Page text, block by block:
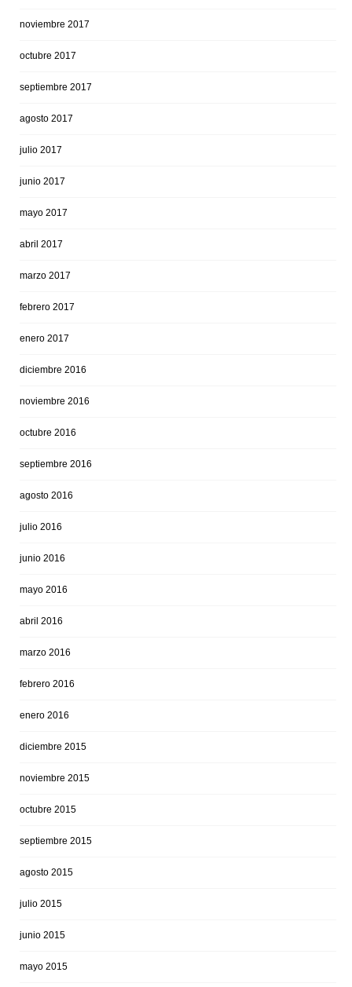
noviembre 2017
octubre 2017
septiembre 2017
agosto 2017
julio 2017
junio 2017
mayo 2017
abril 2017
marzo 2017
febrero 2017
enero 2017
diciembre 2016
noviembre 2016
octubre 2016
septiembre 2016
agosto 2016
julio 2016
junio 2016
mayo 2016
abril 2016
marzo 2016
febrero 2016
enero 2016
diciembre 2015
noviembre 2015
octubre 2015
septiembre 2015
agosto 2015
julio 2015
junio 2015
mayo 2015